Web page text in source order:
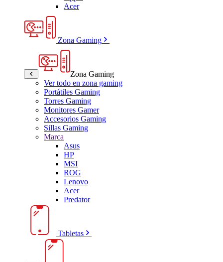
Acer
Zona Gaming
Zona Gaming
Ver todo en zona gaming
Portátiles Gaming
Torres Gaming
Monitores Gamer
Accesorios Gaming
Sillas Gaming
Marca
Asus
HP
MSI
ROG
Lenovo
Acer
Predator
Tabletas